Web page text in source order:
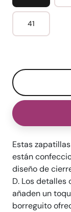
41
Estas
están
diseño de
D. Los
añaden un
borreguito